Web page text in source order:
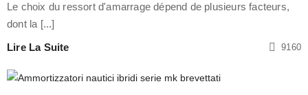
Le choix du ressort d'amarrage dépend de plusieurs facteurs,
dont la [...]
Lire La Suite
9160